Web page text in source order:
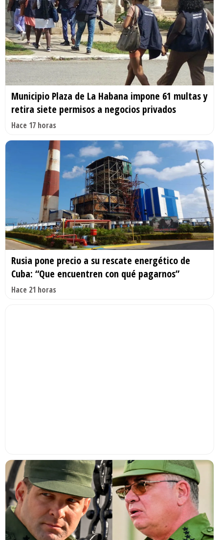
Municipio Plaza de La Habana impone 61 multas y
retira siete permisos a negocios privados
Hace 17 horas
Rusia pone precio a su rescate energético de
Cuba: “Que encuentren con qué pagarnos”
Hace 21 horas